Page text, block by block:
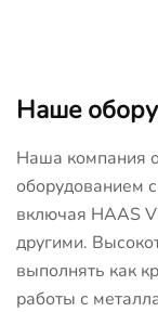
Наше
Наша компания
оборудованием
включая HAAS
другими.
выполнять как
работы с